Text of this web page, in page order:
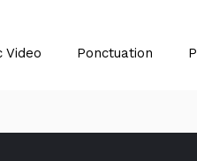
Video Ponctuation